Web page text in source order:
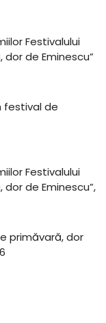
Festivalului
dor de Eminescu”
festival de
Festivalului
dor de Eminescu”,
primăvară, dor